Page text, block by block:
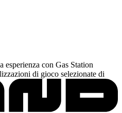
esperienza con Gas Station
di gioco selezionate di